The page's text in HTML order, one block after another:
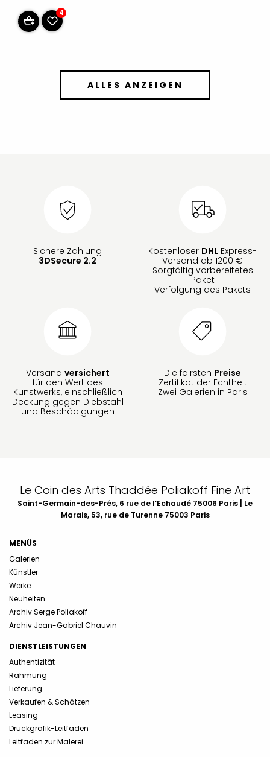
4
ALLES ANZEIGEN
Sichere Zahlung
3DSecure 2.2
Kostenloser DHL Express-
Versand ab 1200 €
Sorgfältig vorbereitetes
Paket
Verfolgung des Pakets
Versand versichert
für den Wert des
Kunstwerks, einschließlich
Deckung gegen Diebstahl
und Beschädigungen
Die fairsten Preise
Zertifikat der Echtheit
Zwei Galerien in Paris
Le Coin des Arts Thaddée Poliakoff Fine Art
Saint-Germain-des-Prés, 6 rue de l’Echaudé 75006 Paris | Le
Marais, 53, rue de Turenne 75003 Paris
MENÜS
Galerien
Künstler
Werke
Neuheiten
Archiv Serge Poliakoff
Archiv Jean-Gabriel Chauvin
DIENSTLEISTUNGEN
Authentizität
Rahmung
Lieferung
Verkaufen & Schätzen
Leasing
Druckgrafik-Leitfaden
Leitfaden zur Malerei